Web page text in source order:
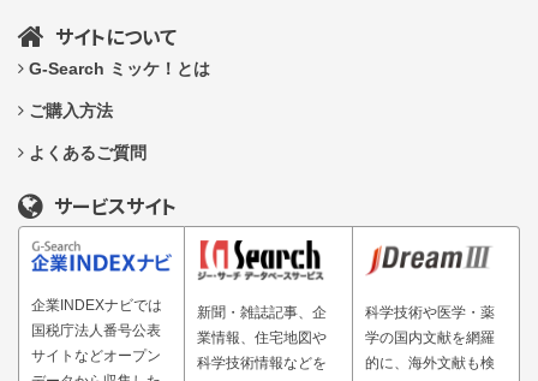
サイトについて
G-Search ミッケ！とは
ご購入方法
よくあるご質問
サービスサイト
企業INDEXナビでは
国税庁法人番号公表
サイトなどオープン
新聞・雑誌記事、企
業情報、住宅地図や
科学技術情報などを
科学技術や医学・薬
学の国内文献を網羅
的に、海外文献も検